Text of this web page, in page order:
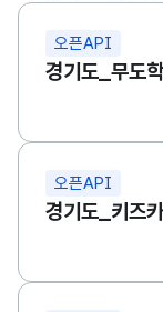
오픈API
경기도_무도
오픈API
경기도_키즈